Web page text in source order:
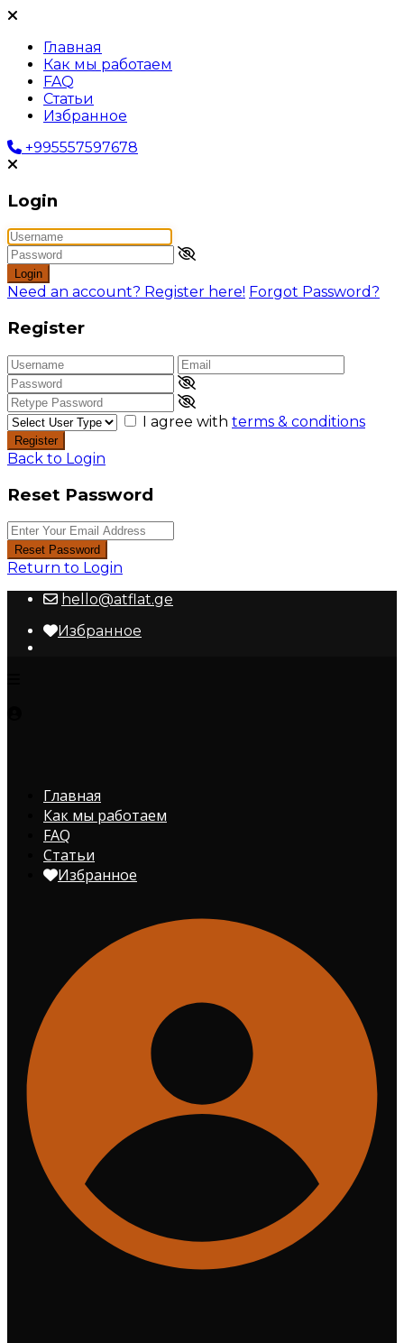
Главная
Как мы работаем
FAQ
Статьи
Избранное
+995557597678
Login
Login
Need an account? Register here! Forgot Password?
Register
I agree with terms & conditions
Register
Back to Login
Reset Password
Reset Password
Return to Login
hello@atflat.ge
Избранное
Главная
Как мы работаем
FAQ
Статьи
Избранное